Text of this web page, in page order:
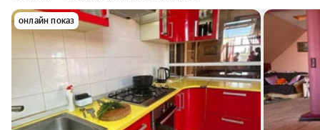
онлайн показ